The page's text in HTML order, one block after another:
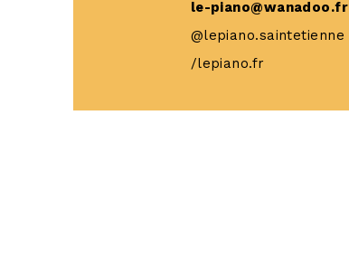
le-piano@wanadoo.fr
@lepiano.saintetienne
/lepiano.fr